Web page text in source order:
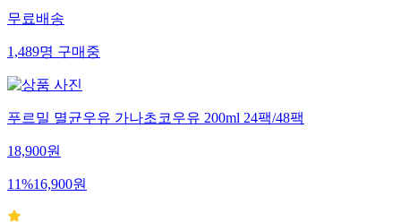
무료배송
1,489명구매중
푸르밀 멸균우유 가나초코우유 200ml 24팩/48팩
18,900원
11%16,900원